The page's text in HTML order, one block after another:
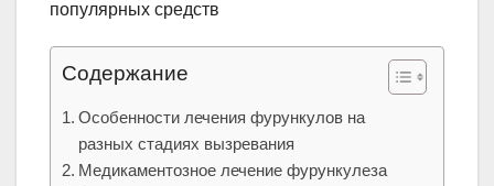
Содержание
Особенности лечения фурункулов на
разных стадиях вызревания
Медикаментозное лечение фурункулеза